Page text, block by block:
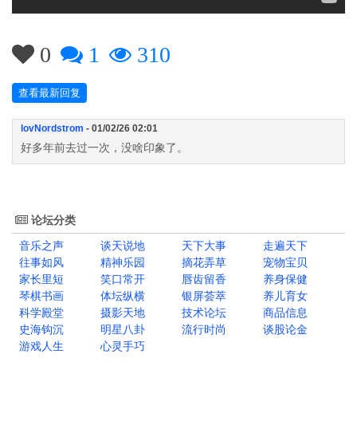
0 1 310
查看最新回复
lovNordstrom - 01/02/26 02:01
好多年前去过一次，没啥印象了。
论坛分类
音乐之声
谈天说地 天下大事
走遍天下
往事如风
精神乐园 摘花弄草
宠物宝贝
家长里短
笑口常开 唇齿留香
养身保健
琴棋书画
体坛纵横 银屏荟萃
养儿育女
科学殿堂
摄影天地 技术论坛
商品信息
史海钩沉
明星八卦 流行时尚
谈股论金
游戏人生
心灵手巧